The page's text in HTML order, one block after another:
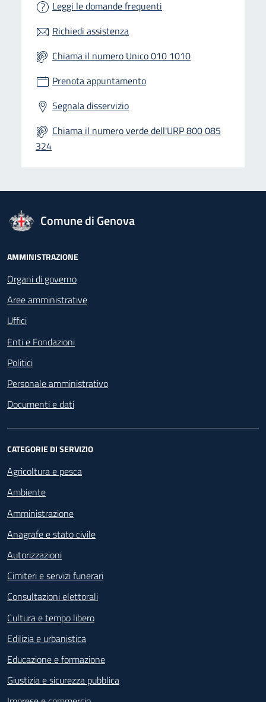
Leggi le domande frequenti
Richiedi assistenza
Chiama il numero Unico 010 1010
Prenota appuntamento
Segnala disservizio
Chiama il numero verde dell'URP 800 085
324
logo Unione Europea
Comune di Genova
Footer - Navigazione
AMMINISTRAZIONE
Organi di governo
Aree amministrative
Uffici
Enti e Fondazioni
Politici
Personale amministrativo
Documenti e dati
CATEGORIE DI SERVIZIO
Agricoltura e pesca
Ambiente
Amministrazione
Anagrafe e stato civile
Autorizzazioni
Cimiteri e servizi funerari
Consultazioni elettorali
Cultura e tempo libero
Edilizia e urbanistica
Educazione e formazione
Giustizia e sicurezza pubblica